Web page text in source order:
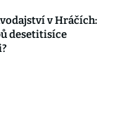
v Hráčích:
desetitisíce